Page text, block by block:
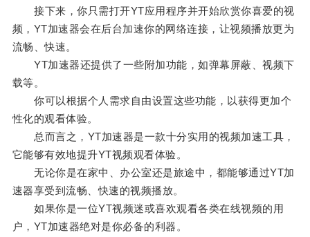
接下来，你只需打开YT应用程序并开始欣赏你喜爱的视
频，YT加速器会在后台加速你的网络连接，让视频播放更为
流畅、快速。
YT加速器还提供了一些附加功能，如弹幕屏蔽、视频下
载等。
你可以根据个人需求自由设置这些功能，以获得更加个
性化的观看体验。
总而言之，YT加速器是一款十分实用的视频加速工具，
它能够有效地提升YT视频观看体验。
无论你是在家中、办公室还是旅途中，都能够通过YT加
速器享受到流畅、快速的视频播放。
如果你是一位YT视频迷或喜欢观看各类在线视频的用
户，YT加速器绝对是你必备的利器。